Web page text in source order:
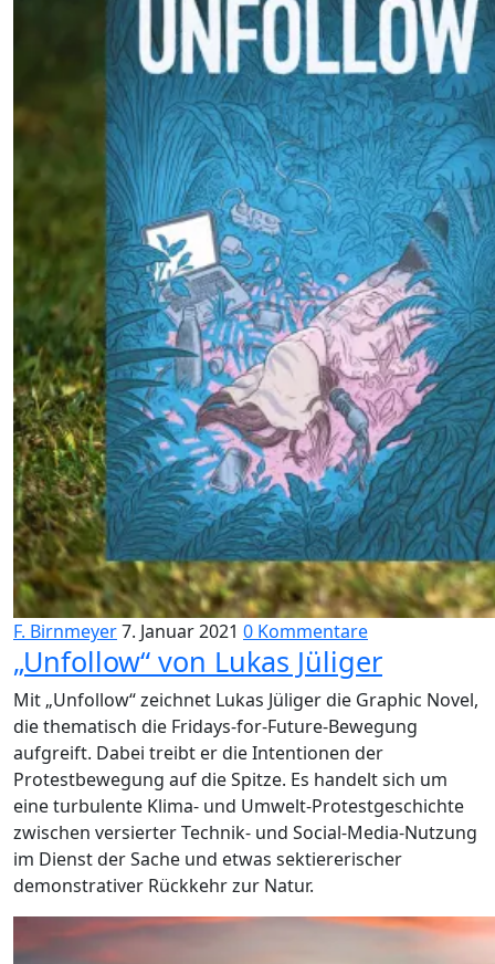
F. Birnmeyer7. Januar 2021 0 Kommentare
„Unfollow“ von Lukas Jüliger
Mit „Unfollow“ zeichnet Lukas Jüliger die Graphic Novel,
die thematisch die Fridays-for-Future-Bewegung
aufgreift. Dabei treibt er die Intentionen der
Protestbewegung auf die Spitze. Es handelt sich um
eine turbulente Klima- und Umwelt-Protestgeschichte
zwischen versierter Technik- und Social-Media-Nutzung
im Dienst der Sache und etwas sektiererischer
demonstrativer Rückkehr zur Natur.